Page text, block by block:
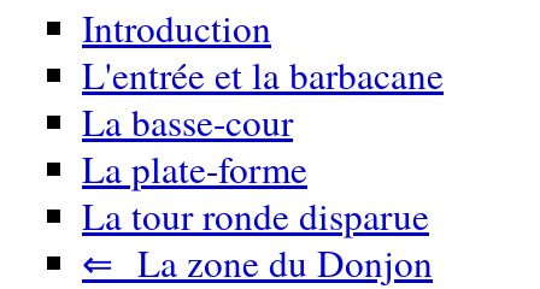
Introduction
L'entrée et la barbacane
La basse-cour
La plate-forme
La tour ronde disparue
⇐ La zone du Donjon